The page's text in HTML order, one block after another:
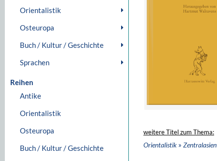
Orientalistik
Osteuropa
Buch / Kultur / Geschichte
Sprachen
Reihen
Antike
Orientalistik
Osteuropa
Buch / Kultur / Geschichte
weitere Titel zum Thema:
Orientalistik »